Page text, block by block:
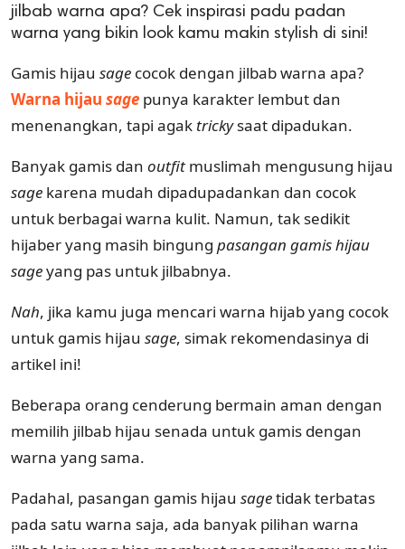
jilbab warna apa? Cek inspirasi padu padan
warna yang bikin look kamu makin stylish di sini!
Gamis hijau sage cocok dengan jilbab warna apa?
Warna hijau sage punya karakter lembut dan
menenangkan, tapi agak trickysaat dipadukan.
Banyak gamis dan outfit muslimah mengusung hijau
sage karena mudah dipadupadankan dan cocok
untuk berbagai warna kulit. Namun, tak sedikit
hijaber yang masih bingung pasangan gamis hijau
sageyang pas untuk jilbabnya.
Nah, jika kamu juga mencari warna hijab yang cocok
untuk gamis hijau sage, simak rekomendasinya di
artikel ini!
Beberapa orang cenderung bermain aman dengan
memilih jilbab hijau senada untuk gamis dengan
warna yang sama.
Padahal, pasangan gamis hijau sagetidak terbatas
pada satu warna saja, ada banyak pilihan warna